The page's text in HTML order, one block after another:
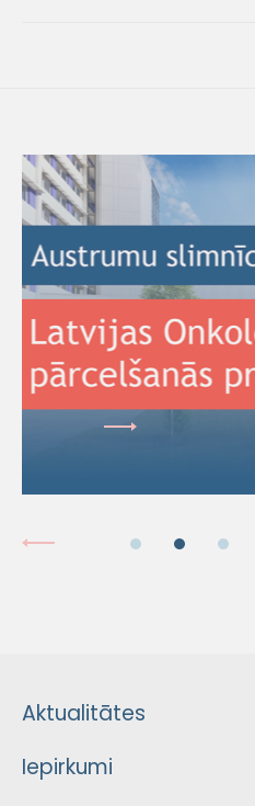
Aktualitātes
Iepirkumi